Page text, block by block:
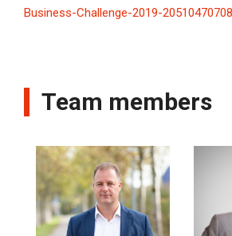
Business-Challenge-2019-
Team members